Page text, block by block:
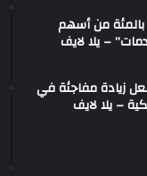
أدنوك تعتزم طرح 15 بالمئة من أسهم
– يلا لايف
زيادة مفاجئة في
– يلا لايف